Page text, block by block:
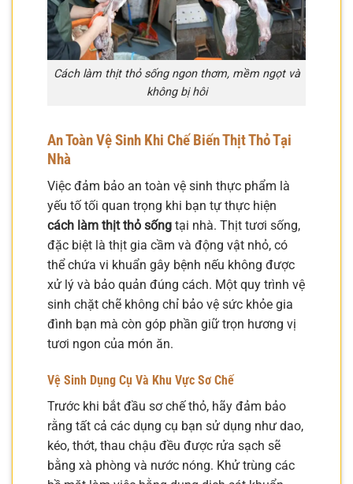
Cách làm thịt thỏ sống ngon thơm, mềm ngọt và
không bị hôi
An Toàn Vệ Sinh Khi Chế Biến Thịt Thỏ Tại
Nhà
Việc đảm bảo an toàn vệ sinh thực phẩm là
yếu tố tối quan trọng khi bạn tự thực hiện
cách làm thịt thỏ sống tại nhà. Thịt tươi sống,
đặc biệt là thịt gia cầm và động vật nhỏ, có
thể chứa vi khuẩn gây bệnh nếu không được
xử lý và bảo quản đúng cách. Một quy trình vệ
sinh chặt chẽ không chỉ bảo vệ sức khỏe gia
đình bạn mà còn góp phần giữ trọn hương vị
tươi ngon của món ăn.
Vệ Sinh Dụng Cụ Và Khu Vực Sơ Chế
Trước khi bắt đầu sơ chế thỏ, hãy đảm bảo
rằng tất cả các dụng cụ bạn sử dụng như dao,
kéo, thớt, thau chậu đều được rửa sạch sẽ
bằng xà phòng và nước nóng. Khử trùng các